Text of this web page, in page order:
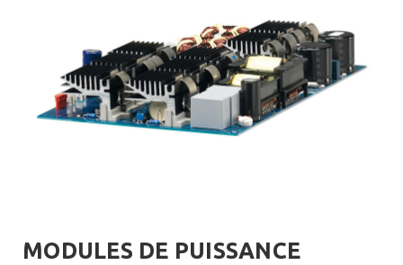
MODULES DE PUISSANCE